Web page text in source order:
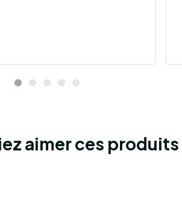
aimer ces produits